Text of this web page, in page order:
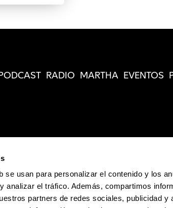
se usan para personalizar el contenido y los
analizar el tráfico. Además, compartimos
partners de redes sociales, publicidad y
RADIO MARTHA EVENTOS